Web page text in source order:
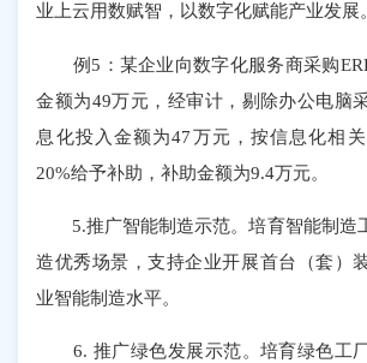
业上云用数赋智，以数字化赋能产业发展。
例5：某企业向数字化服务商采购
金额为49万元，经审计，剔除办公电脑
息化投入金额为47万元，按信息化相
20%给予补助，补助金额为9.4万元。
5.推广智能制造示范。培育智能制造
造优秀场景，支持企业开展首台（套）
业智能制造水平。
6. 推广绿色发展示范。培育绿色工